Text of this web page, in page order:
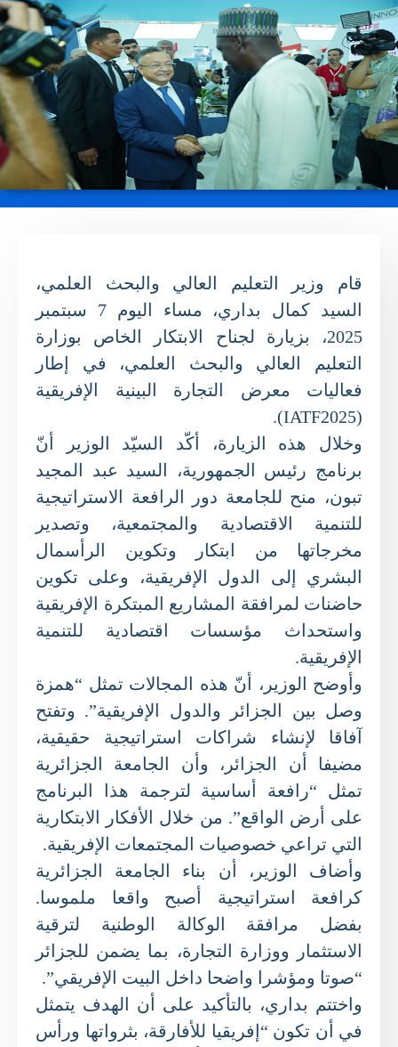
قام وزير التعليم العالي والبحث العلمي،
السيد كمال بداري، مساء اليوم 7 سبتمبر
2025، بزيارة لجناح الابتكار الخاص بوزارة
التعليم العالي والبحث العلمي، في إطار
فعاليات معرض التجارة البينية الإفريقية
وخلال هذه الزيارة، أكّد السيّد الوزير أنّ
برنامج رئيس الجمهورية، السيد عبد المجيد
تبون، منح للجامعة دور الرافعة الاستراتيجية
للتنمية الاقتصادية والمجتمعية، وتصدير
مخرجاتها من ابتكار وتكوين الرأسمال
البشري إلى الدول الإفريقية، وعلى تكوين
حاضنات لمرافقة المشاريع المبتكرة الإفريقية
واستحداث مؤسسات اقتصادية للتنمية
الإفريقية.
وأوضح الوزير، أنّ هذه المجالات تمثل “همزة
وصل بين الجزائر والدول الإفريقية”. وتفتح
آفاقا لإنشاء شراكات استراتيجية حقيقية،
مضيفا أن الجزائر، وأن الجامعة الجزائرية
تمثل “رافعة أساسية لترجمة هذا البرنامج
على أرض الواقع”. من خلال الأفكار الابتكارية
التي تراعي خصوصيات المجتمعات الإفريقية.
وأضاف الوزير، أن بناء الجامعة الجزائرية
كرافعة استراتيجية أصبح واقعا ملموسا.
بفضل مرافقة الوكالة الوطنية لترقية
الاستثمار ووزارة التجارة، بما يضمن للجزائر
“صوتا ومؤشرا واضحا داخل البيت الإفريقي”.
واختتم بداري، بالتأكيد على أن الهدف يتمثل
في أن تكون “إفريقيا للأفارقة، بثرواتها ورأس